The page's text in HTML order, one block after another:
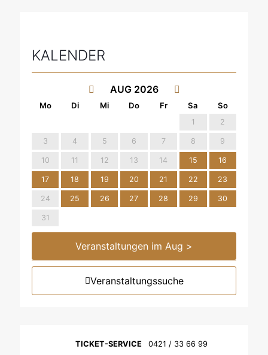
KALENDER
AUG 2026
1 2
3 4 5 6 7 8 9
10 11 12 13 14 15 16
17 18 19 20 21 22 23
24 25 26 27 28 29 30
31
Veranstaltungen im Aug >
Veranstaltungssuche
TICKET-SERVICE 0421 / 33 66 99